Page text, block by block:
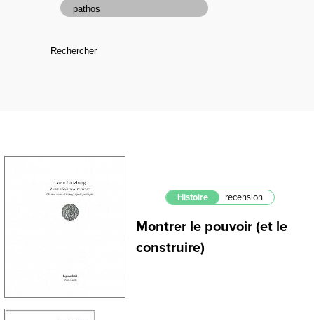
Histoire recension
Montrer le pouvoir (et le
construire)